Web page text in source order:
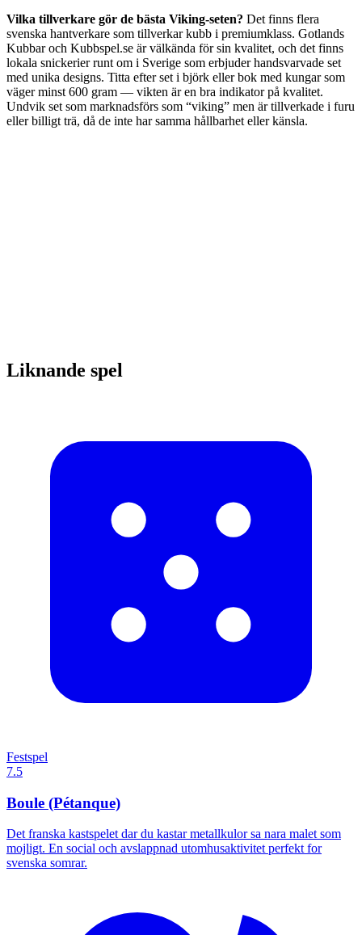
Vilka tillverkare gör de bästa Viking-seten? Det finns flera
svenska hantverkare som tillverkar kubb i premiumklass. Gotlands
Kubbar och Kubbspel.se är välkända för sin kvalitet, och det finns
lokala snickerier runt om i Sverige som erbjuder handsvarvade set
med unika designs. Titta efter set i björk eller bok med kungar som
väger minst 600 gram — vikten är en bra indikator på kvalitet.
Undvik set som marknadsförs som “viking” men är tillverkade i furu
eller billigt trä, då de inte har samma hållbarhet eller känsla.
Liknande spel
Festspel
7.5
Boule (Pétanque)
Det franska kastspelet dar du kastar metallkulor sa nara malet som
mojligt. En social och avslappnad utomhusaktivitet perfekt for
svenska somrar.